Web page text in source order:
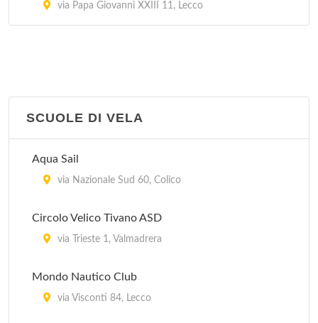
via Papa Giovanni XXIII 11, Lecco
SCUOLE DI VELA
Aqua Sail
via Nazionale Sud 60, Colico
Circolo Velico Tivano ASD
via Trieste 1, Valmadrera
Mondo Nautico Club
via Visconti 84, Lecco